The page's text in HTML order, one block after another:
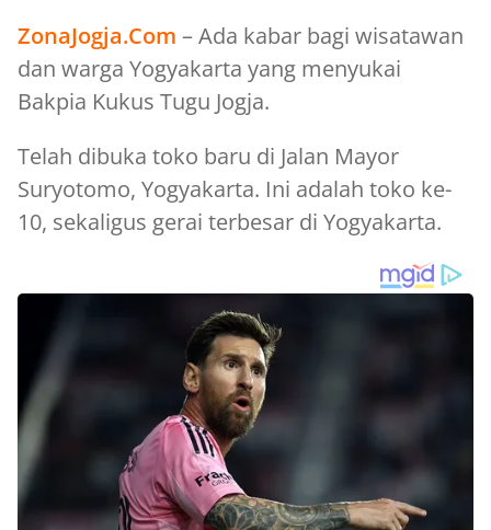
ZonaJogja.Com – Ada kabar bagi wisatawan
dan warga Yogyakarta yang menyukai
Bakpia Kukus Tugu Jogja.
Telah dibuka toko baru di Jalan Mayor
Suryotomo, Yogyakarta. Ini adalah toko ke-
10, sekaligus gerai terbesar di Yogyakarta.